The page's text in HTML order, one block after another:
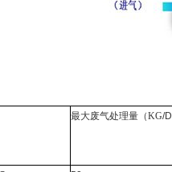
最大废气处理量（KG/D